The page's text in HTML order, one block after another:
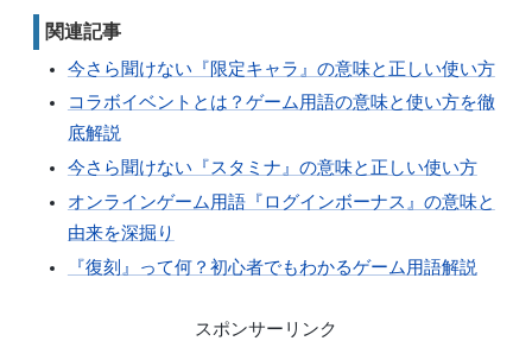
関連記事
今さら聞けない『限定キャラ』の意味と正しい使い方
コラボイベントとは？ゲーム用語の意味と使い方を徹
底解説
今さら聞けない『スタミナ』の意味と正しい使い方
オンラインゲーム用語『ログインボーナス』の意味と
由来を深掘り
『復刻』って何？初心者でもわかるゲーム用語解説
スポンサーリンク